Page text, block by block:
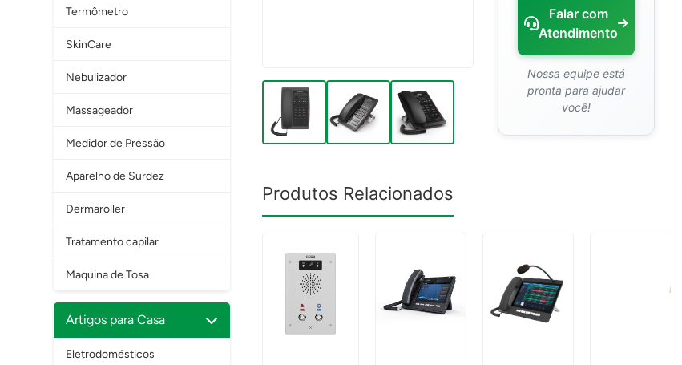
Termômetro
SkinCare
Nebulizador
Massageador
Medidor de Pressão
Aparelho de Surdez
Dermaroller
Tratamento capilar
Maquina de Tosa
Artigos para Casa
Eletrodomésticos
Falar com
Atendimento
Nossa equipe está
pronta para ajudar
você!
Produtos Relacionados